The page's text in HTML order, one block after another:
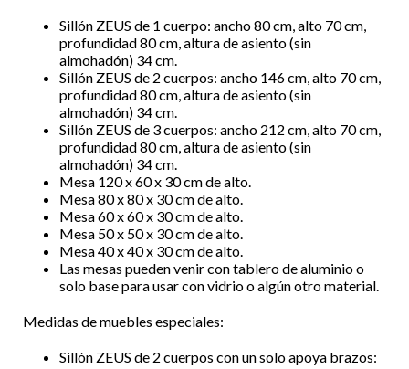
Sillón ZEUS de 1 cuerpo: ancho 80 cm, alto 70 cm,
profundidad 80 cm, altura de asiento (sin
almohadón) 34 cm.
Sillón ZEUS de 2 cuerpos: ancho 146 cm, alto 70 cm,
profundidad 80 cm, altura de asiento (sin
almohadón) 34 cm.
Sillón ZEUS de 3 cuerpos: ancho 212 cm, alto 70 cm,
profundidad 80 cm, altura de asiento (sin
almohadón) 34 cm.
Mesa 120 x 60 x 30 cm de alto.
Mesa 80 x 80 x 30 cm de alto.
Mesa 60 x 60 x 30 cm de alto.
Mesa 50 x 50 x 30 cm de alto.
Mesa 40 x 40 x 30 cm de alto.
Las mesas pueden venir con tablero de aluminio o
solo base para usar con vidrio o algún otro material.
Medidas de muebles especiales:
Sillón ZEUS de 2 cuerpos con un solo apoya brazos: